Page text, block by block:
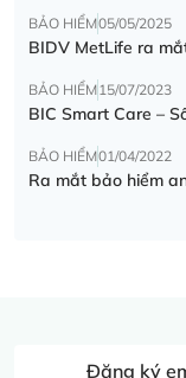
BẢO HIỂM05/05/2025
BIDV MetLife ra
BẢO HIỂM15/07/2023
BIC Smart Care –
BẢO HIỂM01/04/2022
Ra mắt bảo hiểm
Đăng ký